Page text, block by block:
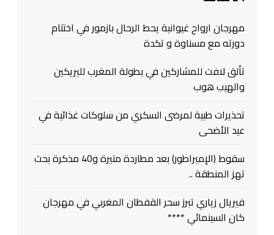
مهرجان ارواح غيوانية يحط الرحال بازمور في اختتام
دورته مع مسناوة و تكدة
تألق لافت للمشاركين في بطولة المغرب للبريكين
والهيب هوب
تحذيرات طبية لمرضى السكري من سلوكات غذائية في
عيد الأضحى
سقوط (الإمبراطور) بعد مطاردة متيرة و40 مذكرة بحث
تهز المنطقة ..
فيريال زياري تبرز سحر القفطان المغربي في مهرجان
كان السينمائي ****